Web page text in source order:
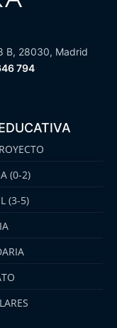
B, 28030, Madrid
794
(0-2)
(3-5)